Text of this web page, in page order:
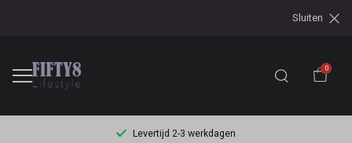
Sluiten
0
Levertijd 2-3 werkdagen